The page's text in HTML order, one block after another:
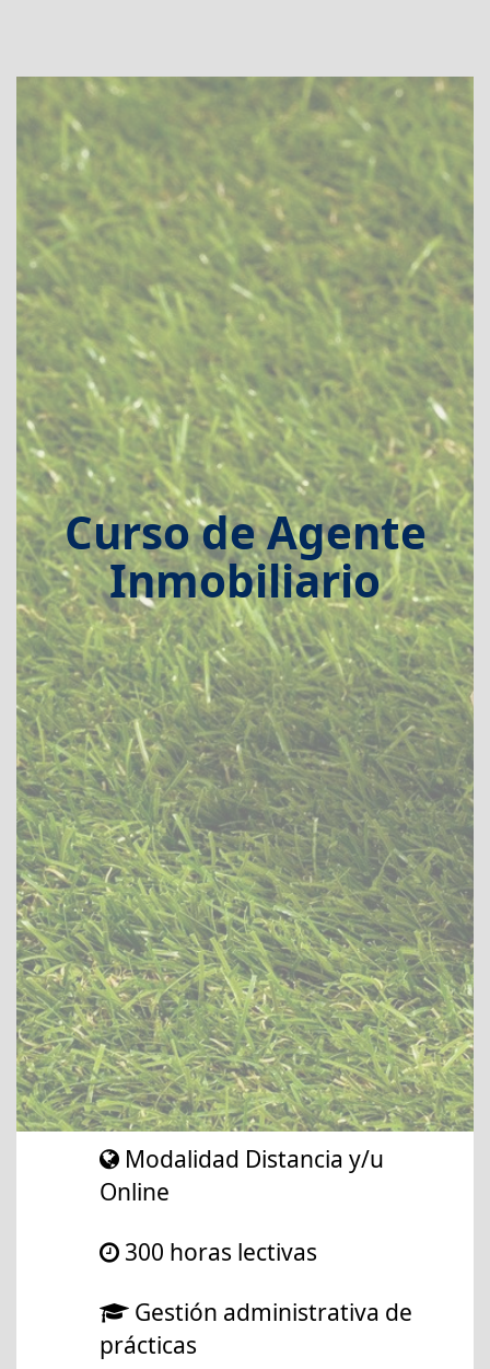
Curso de Agente
Inmobiliario
Modalidad Distancia y/u
Online
300 horas lectivas
Gestión administrativa de
prácticas